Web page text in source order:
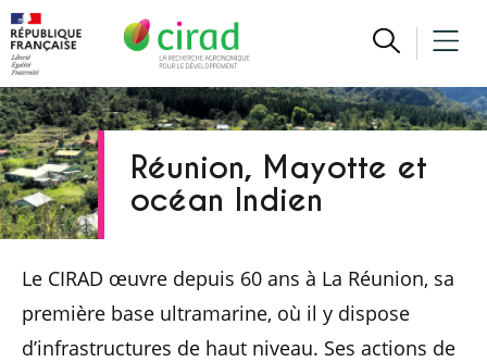
Réunion, Mayotte et
océan Indien
Le CIRAD œuvre depuis 60 ans à La Réunion, sa
première base ultramarine, où il y dispose
d’infrastructures de haut niveau. Ses actions de